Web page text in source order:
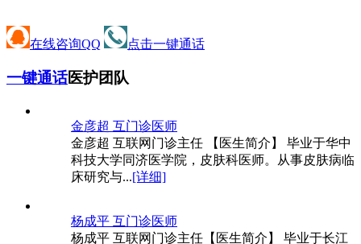
在线咨询QQ 点击一键通话
一键通话医护团队
金彦超 互门诊医师
金彦超 互联网门诊主任 【医生简介】 毕业于华中
科技大学同济医学院，皮肤科医师。从事皮肤病临
床研究与...[详细]
杨成平 互门诊医师
杨成平 互联网门诊主任【医生简介】 毕业于长江